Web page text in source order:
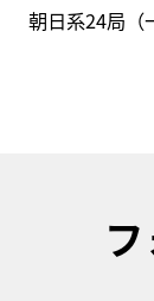
朝日系24局（